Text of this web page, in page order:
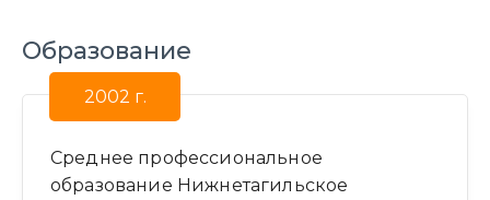
Образование
2002 г.
Среднее профессиональное
образование Нижнетагильское